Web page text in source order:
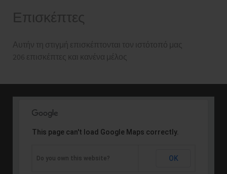
Επισκέπτες
Αυτήν τη στιγμή επισκέπτονται τον ιστότοπό μας
206 επισκέπτες και κανένα μέλος
Oops! Something went
This page can't load Google Maps correctly.
Do you own this website? OK